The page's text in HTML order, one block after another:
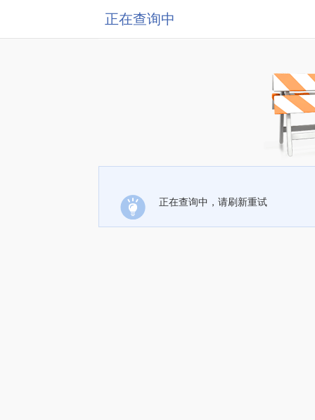
正在查询中
正在查询中，请刷新重试